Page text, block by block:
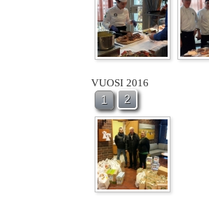
VUOSI 2016
1 2